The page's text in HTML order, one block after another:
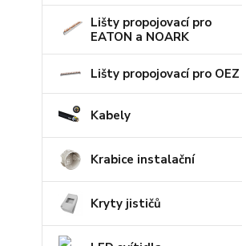
Lišty propojovací pro
EATON a NOARK
Lišty propojovací pro OEZ
Kabely
Krabice instalační
Kryty jističů